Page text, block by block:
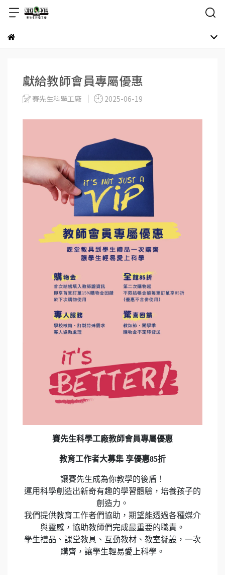
獻給教師會員專屬優惠
賽先生科學工廠 2025-06-19
賽先生科學工廠教師會員專屬優惠
教育工作者大募集 享優惠85折
讓賽先生成為你教學的後盾！
運用科學創造出新奇有趣的學習體驗，培養孩子的
創造力。
我們提供教育工作者們協助，期望能透過各種媒介
與靈感，協助教師們完成最重要的職責。
學生禮品、課堂教具、互動教材、教室擺設，一次
購齊，讓學生輕易愛上科學。